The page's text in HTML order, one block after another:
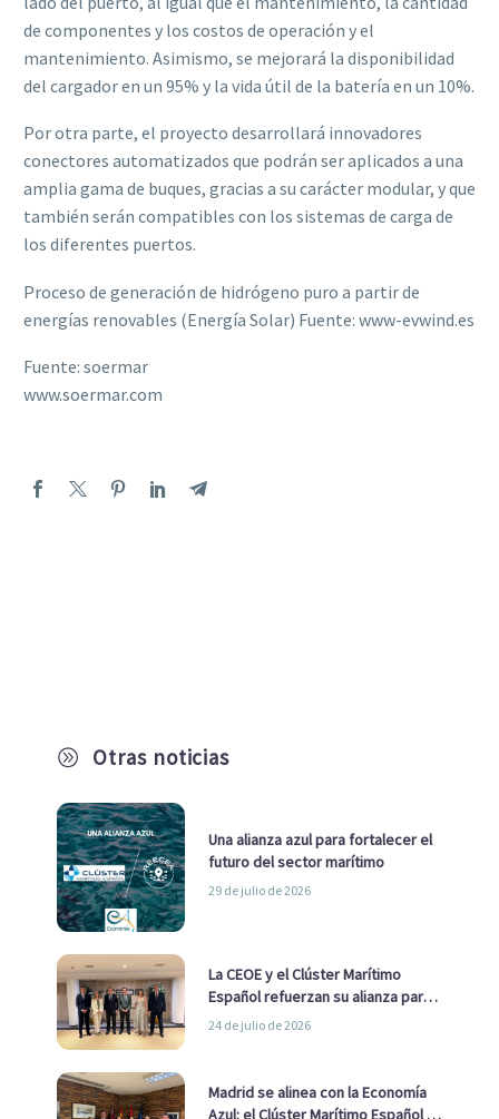
A Otras noticias
Una alianza azul para fortalecer el
futuro del sector marítimo
29 de julio de 2026
La CEOE y el Clúster Marítimo
Español refuerzan su alianza para
impulsar una estrategia Nacional
24 de julio de 2026
Madrid se alinea con la Economía
Azul: el Clúster Marítimo Español y
de componentes y los costos de operación y el
mantenimiento. Asimismo, se mejorará la disponibilidad
del cargador en un 95% y la vida útil de la batería en un 10%.
Por otra parte, el proyecto desarrollará innovadores
conectores automatizados que podrán ser aplicados a una
amplia gama de buques, gracias a su carácter modular, y que
también serán compatibles con los sistemas de carga de
los diferentes puertos.
Proceso de generación de hidrógeno puro a partir de
energías renovables (Energía Solar) Fuente: www-evwind.es
Fuente: soermar
www.soermar.com